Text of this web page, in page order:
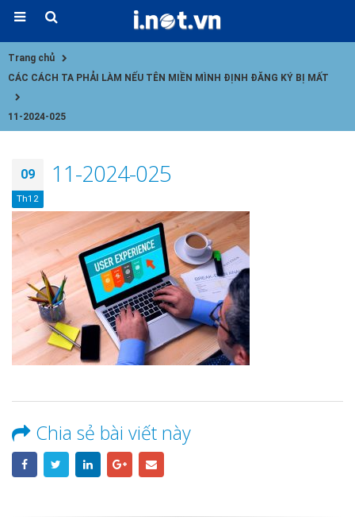
Trang chủ
CÁC CÁCH TA PHẢI LÀM NẾU TÊN MIỀN MÌNH ĐỊNH ĐĂNG KÝ BỊ MẤT
11-2024-025
09
Th12
11-2024-025
Chia sẻ bài viết này